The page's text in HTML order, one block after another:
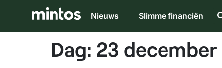
Nieuws Slimme financiën
Dag: 23